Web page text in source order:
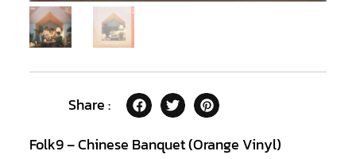
Share :
Folk9 – Chinese Banquet (Orange Vinyl)